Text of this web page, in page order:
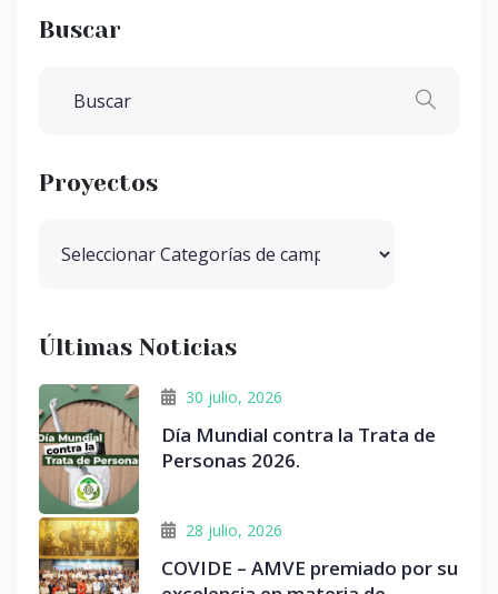
Buscar
Proyectos
Últimas Noticias
30 julio, 2026
Día Mundial contra la Trata de
Personas 2026.
28 julio, 2026
COVIDE – AMVE premiado por su